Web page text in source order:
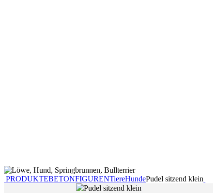
PRODUKTEBETONFIGURENTiereHundePudel sitzend klein